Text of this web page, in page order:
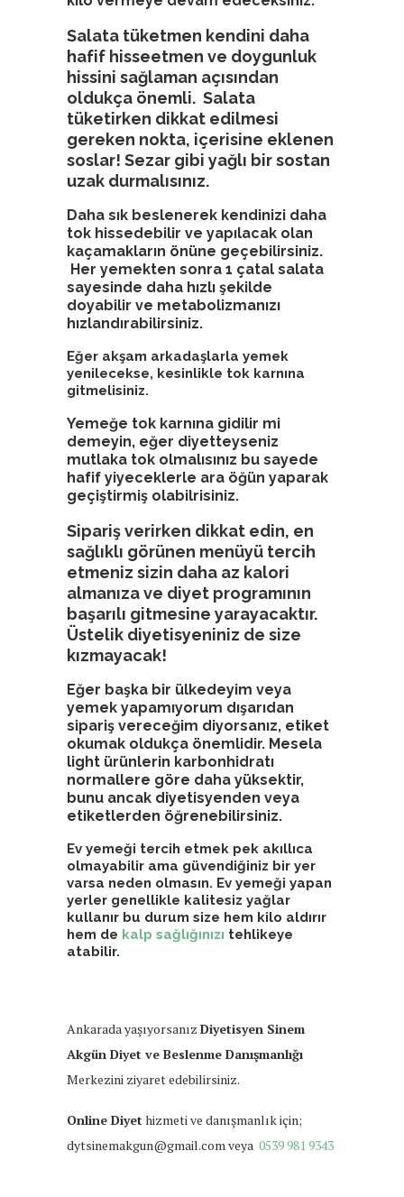
Salata tüketmen kendini daha
hafif hisseetmen ve doygunluk
hissini sağlaman açısından
oldukça önemli. Salata
tüketirken dikkat edilmesi
gereken nokta, içerisine eklenen
soslar! Sezar gibi yağlı bir sostan
uzak durmalısınız.
Daha sık beslenerek kendinizi daha
tok hissedebilir ve yapılacak olan
kaçamakların önüne geçebilirsiniz.
Her yemekten sonra 1 çatal salata
sayesinde daha hızlı şekilde
doyabilir ve metabolizmanızı
hızlandırabilirsiniz.
Eğer akşam arkadaşlarla yemek
yenilecekse, kesinlikle tok karnına
gitmelisiniz.
Yemeğe tok karnına gidilir mi
demeyin, eğer diyetteyseniz
mutlaka tok olmalısınız bu sayede
hafif yiyeceklerle ara öğün yaparak
geçiştirmiş olabilrisiniz.
Sipariş verirken dikkat edin, en
sağlıklı görünen menüyü tercih
etmeniz sizin daha az kalori
almanıza ve diyet programının
başarılı gitmesine yarayacaktır.
Üstelik diyetisyeniniz de size
kızmayacak!
Eğer başka bir ülkedeyim veya
yemek yapamıyorum dışarıdan
sipariş vereceğim diyorsanız, etiket
okumak oldukça önemlidir. Mesela
light ürünlerin karbonhidratı
normallere göre daha yüksektir,
bunu ancak diyetisyenden veya
etiketlerden öğrenebilirsiniz.
Ev yemeği tercih etmek pek akıllıca
olmayabilir ama güvendiğiniz bir yer
varsa neden olmasın. Ev yemeği yapan
yerler genellikle kalitesiz yağlar
kullanır bu durum size hem kilo aldırır
hem de kalp sağlığınızı tehlikeye
atabilir.
Ankarada yaşıyorsanız Diyetisyen Sinem
Akgün Diyet ve Beslenme Danışmanlığı
Merkezini ziyaret edebilirsiniz.
Online Diyet hizmeti ve danışmanlık için;
dytsinemakgun@gmail.com veya 0539 981 9343